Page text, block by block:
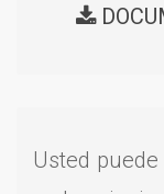
Usted